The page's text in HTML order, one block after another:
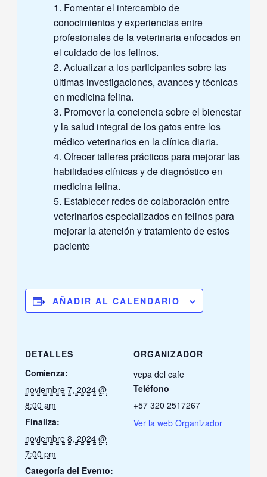
Fomentar el intercambio de
conocimientos y experiencias entre
profesionales de la veterinaria enfocados en
el cuidado de los felinos.
Actualizar a los participantes sobre las
últimas investigaciones, avances y técnicas
en medicina felina.
Promover la conciencia sobre el bienestar
y la salud integral de los gatos entre los
médico veterinarios en la clínica diaria.
Ofrecer talleres prácticos para mejorar las
habilidades clínicas y de diagnóstico en
medicina felina.
Establecer redes de colaboración entre
veterinarios especializados en felinos para
mejorar la atención y tratamiento de estos
paciente
AÑADIR AL CALENDARIO
DETALLES
Comienza:
noviembre 7, 2024 @
8:00 am
Finaliza:
noviembre 8, 2024 @
7:00 pm
Categoría del Evento:
ORGANIZADOR
vepa del cafe
Teléfono
+57 320 2517267
Ver la web Organizador